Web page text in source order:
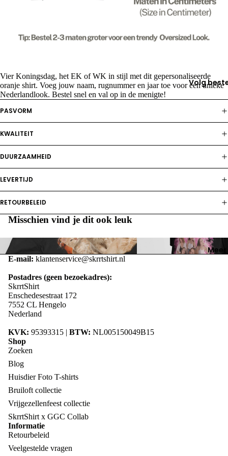
EK/WK
LGBTQ+
Zomer
shirts
voor
voor
Kinderen
Oranje T-
Babies/
Volg
Meer
Vier Koningsdag, het EK of WK in stijl met dit gepersonaliseerde
oranje shirt. Voeg jouw naam, rugnummer en jaar toe voor een unieke
Nederlandlook. Bestel snel en val op in de menigte!
PASVORM
KWALITEIT
DUURZAAMHEID
LEVERTIJD
RETOURBELEID
Misschien vind je dit ook leuk
T-shirts met Foto van je Huisdier –
Cadeau voor Dierenliefhebbers |
SkrrtShirt
T-shirts met Foto –
Man | SkrrtShirt
E-mail: klantenservice@skrrtshirt.nl
Postadres (geen bezoekadres):
SkrrtShirt
Enschedesestraat 172
7552 CL Hengelo
Nederland
KVK: 95393315 | BTW: NL005150049B15
Shop
Zoeken
Blog
Huisdier Foto T-shirts
Bruiloft collectie
Vrijgezellenfeest collectie
SkrrtShirt x GGC Collab
Informatie
Retourbeleid
Veelgestelde vragen